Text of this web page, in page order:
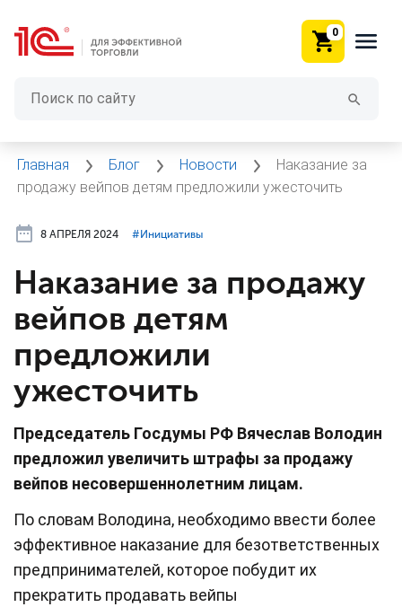
0
Главная Блог Новости
Наказание за
продажу вейпов детям предложили ужесточить
8 АПРЕЛЯ 2024 #⁣Инициативы
Наказание за продажу
вейпов детям
предложили
ужесточить
Председатель Госдумы РФ Вячеслав Володин
предложил увеличить штрафы за продажу
вейпов несовершеннолетним лицам.
По словам Володина, необходимо ввести более
эффективное наказание для безответственных
предпринимателей, которое побудит их
прекратить продавать вейпы